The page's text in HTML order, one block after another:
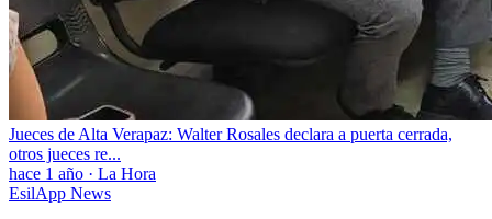
Jueces de Alta Verapaz: Walter Rosales declara a puerta cerrada,
otros jueces re...
hace 1 año · La Hora
EsilApp News